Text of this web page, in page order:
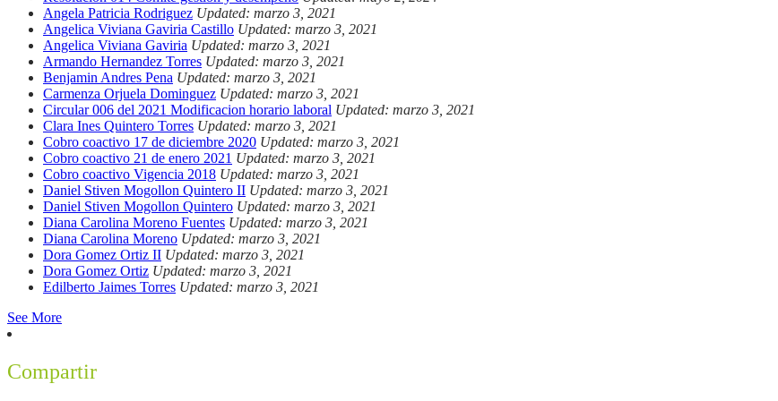
Angela Patricia Rodriguez Updated: marzo 3, 2021
Angelica Viviana Gaviria Castillo Updated: marzo 3, 2021
Angelica Viviana Gaviria Updated: marzo 3, 2021
Armando Hernandez Torres Updated: marzo 3, 2021
Benjamin Andres Pena Updated: marzo 3, 2021
Carmenza Orjuela Dominguez Updated: marzo 3, 2021
Circular 006 del 2021 Modificacion horario laboral Updated: marzo 3, 2021
Clara Ines Quintero Torres Updated: marzo 3, 2021
Cobro coactivo 17 de diciembre 2020 Updated: marzo 3, 2021
Cobro coactivo 21 de enero 2021 Updated: marzo 3, 2021
Cobro coactivo Vigencia 2018 Updated: marzo 3, 2021
Daniel Stiven Mogollon Quintero II Updated: marzo 3, 2021
Daniel Stiven Mogollon Quintero Updated: marzo 3, 2021
Diana Carolina Moreno Fuentes Updated: marzo 3, 2021
Diana Carolina Moreno Updated: marzo 3, 2021
Dora Gomez Ortiz II Updated: marzo 3, 2021
Dora Gomez Ortiz Updated: marzo 3, 2021
Edilberto Jaimes Torres Updated: marzo 3, 2021
See More
Compartir